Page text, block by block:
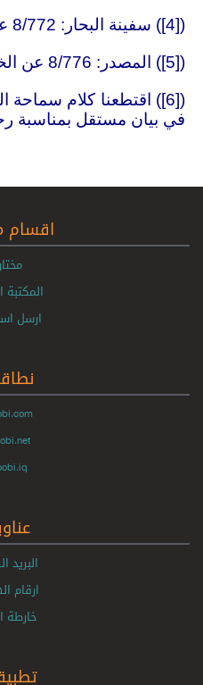
([4])
سفينة البحار: 8/772 عن علل الشرائع
([5])
المصدر: 8/776 عن الخصال
([6])
اقتطعنا كلام سماحة
في بيان مستقل بمناسبة
المكتبة
ارسل
البريد
ارقام
خارطة